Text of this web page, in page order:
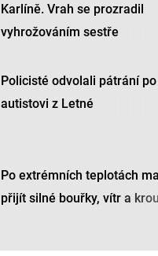
Karlíně. Vrah se prozradil
vyhrožováním sestře
Policisté odvolali pátrání
autistovi z Letné
Po extrémních teplotách
přijít silné bouřky, vítr a